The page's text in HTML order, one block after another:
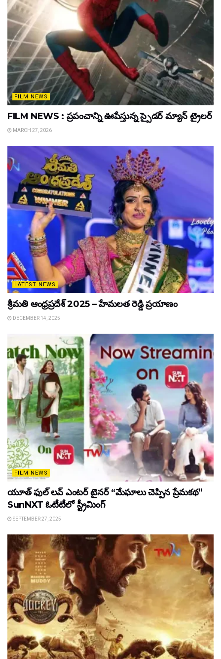
FILM NEWS
FILM NEWS : ప్రపంచాన్ని ఊపేస్తున్న స్పైడర్ మ్యాన్ ట్రైలర్
MARCH 27, 2026
LATEST NEWS
శ్రీమతి ఆంధ్రప్రదేశ్ 2025 – హేమలత రెడ్డి ప్రయాణం
DECEMBER 14, 2025
FILM NEWS
యూత్ ఫుల్ లవ్ ఎంటర్ టైనర్ “మేఘాలు చెప్పిన ప్రేమకథ”
SunNXT ఓటీటీలో స్ట్రీమింగ్
SEPTEMBER 27, 2025